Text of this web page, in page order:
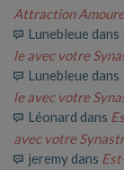
Attraction
Lunebleue dans
le avec votre
Lunebleue dans
le avec votre
Léonard dans
avec votre
jeremy dans